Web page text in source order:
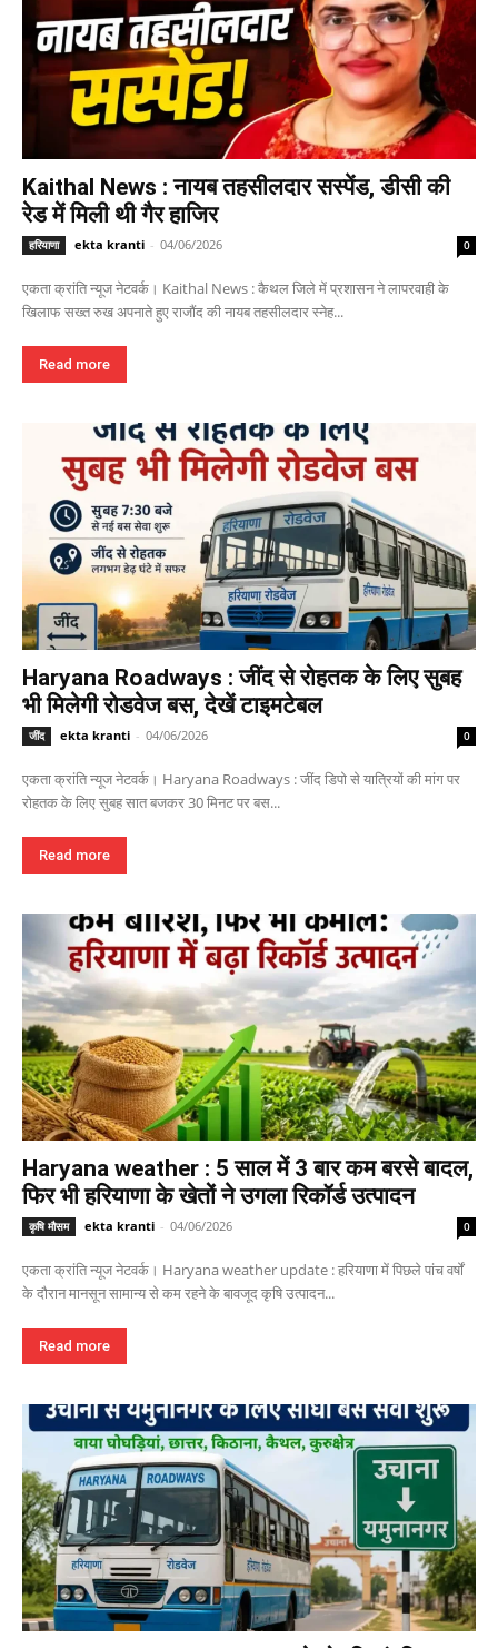
Kaithal News : नायब तहसीलदार सस्पेंड, डीसी की
रेड में मिली थी गैर हाजिर
हरियाणा ekta kranti - 04/06/2026 0
एकता क्रांति न्यूज नेटवर्क। Kaithal News : कैथल जिले में प्रशासन ने लापरवाही के
खिलाफ सख्त रुख अपनाते हुए राजौंद की नायब तहसीलदार स्नेह...
Read more
Haryana Roadways : जींद से रोहतक के लिए सुबह
भी मिलेगी रोडवेज बस, देखें टाइमटेबल
जींद ekta kranti - 04/06/2026 0
एकता क्रांति न्यूज नेटवर्क। Haryana Roadways : जींद डिपो से यात्रियों की मांग पर
रोहतक के लिए सुबह सात बजकर 30 मिनट पर बस...
Read more
Haryana weather : 5 साल में 3 बार कम बरसे बादल,
फिर भी हरियाणा के खेतों ने उगला रिकॉर्ड उत्पादन
कृषि मौसम ekta kranti - 04/06/2026 0
एकता क्रांति न्यूज नेटवर्क। Haryana weather update : हरियाणा में पिछले पांच वर्षों
के दौरान मानसून सामान्य से कम रहने के बावजूद कृषि उत्पादन...
Read more